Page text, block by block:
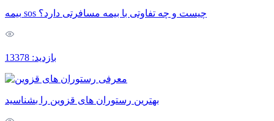
بیمه sos چیست و چه تفاوتی با بیمه مسافرتی دارد؟
بازدید: 13378
بهترین رستوران های قزوین را بشناسید